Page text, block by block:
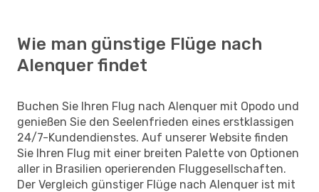
Wie man günstige Flüge nach
Alenquer findet
Buchen Sie Ihren Flug nach Alenquer mit Opodo und
genießen Sie den Seelenfrieden eines erstklassigen
24/7-Kundendienstes. Auf unserer Website finden
Sie Ihren Flug mit einer breiten Palette von Optionen
aller in Brasilien operierenden Fluggesellschaften.
Der Vergleich günstiger Flüge nach Alenquer ist mit